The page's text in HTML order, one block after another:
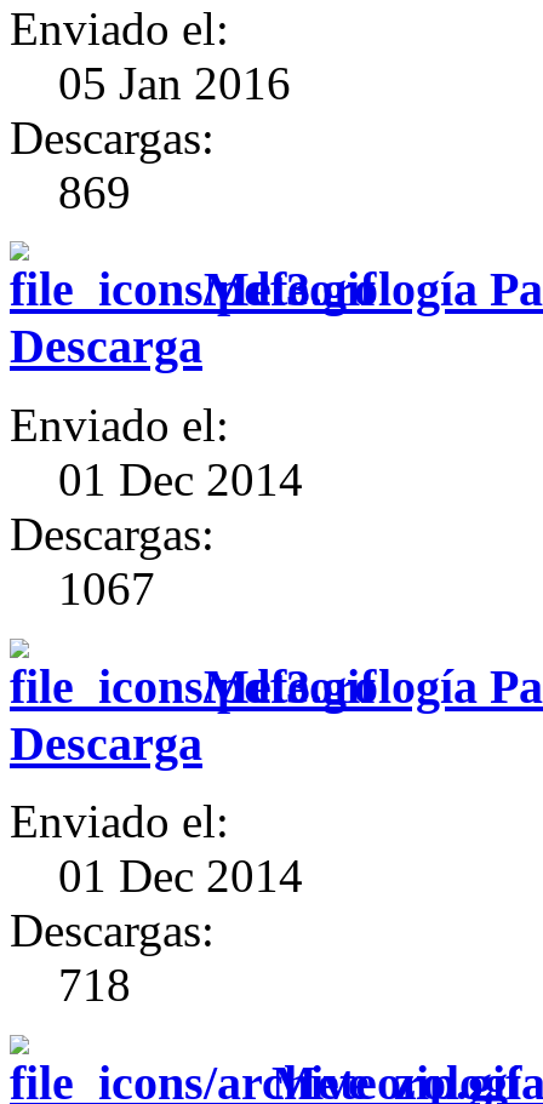
Enviado el:
05 Jan 2016
Descargas:
869
Meteorología
Descarga
Enviado el:
01 Dec 2014
Descargas:
1067
Meteorología
Descarga
Enviado el:
01 Dec 2014
Descargas:
718